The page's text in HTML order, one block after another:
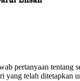
pertanyaan tentang
telah ditetapkan